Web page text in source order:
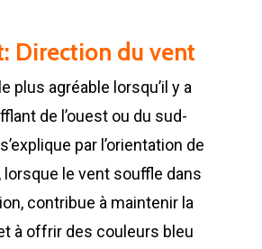
Direction du vent
plus agréable lorsqu’il y a
de l’ouest ou du sud-
par l’orientation de
lorsque le vent souffle dans
contribue à maintenir la
à offrir des couleurs bleu